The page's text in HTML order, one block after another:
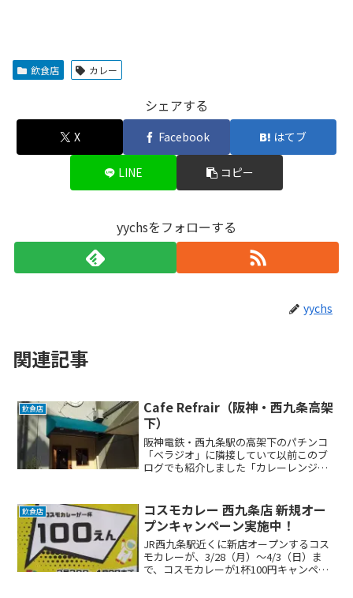
飲食店 カレー
シェアする
X Facebook はてブ
LINE コピー
yychsをフォローする
yychs
関連記事
飲食店
Cafe Refrair（阪神・西九条高架
下）
阪神電鉄・西九条駅の高架下のパチンコ
「ベラジオ」に隣接していて以前このブ
ログでも紹介しました「カレーレンジャ
トナイン」があったところです）詳しい
場所は、以...
飲食店
コスモカレー 西九条店 新規オー
プンキャンペーン実施中！
JR西九条駅近くに新店オープンするコス
モカレーが、3/28（月）～4/3（日）ま
で、コスモカレーが1杯100円キャンペー